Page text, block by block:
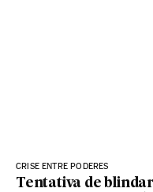
CRISE ENTRE PODERES
Tentativa de